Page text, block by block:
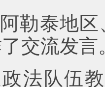
勒泰地
交流发言
法队伍